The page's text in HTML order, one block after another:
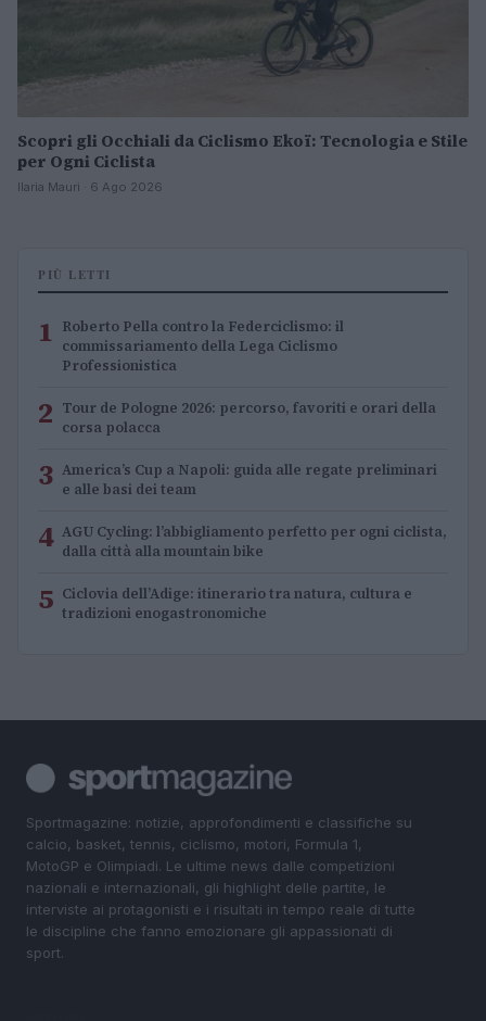
Scopri gli Occhiali da Ciclismo Ekoï: Tecnologia e Stile
per Ogni Ciclista
Ilaria Mauri · 6 Ago 2026
PIÙ LETTI
1 Roberto Pella contro la Federciclismo: il
commissariamento della Lega Ciclismo
Professionistica
2 Tour de Pologne 2026: percorso, favoriti e orari della
corsa polacca
3 America’s Cup a Napoli: guida alle regate preliminari
e alle basi dei team
4 AGU Cycling: l’abbigliamento perfetto per ogni ciclista,
dalla città alla mountain bike
5 Ciclovia dell’Adige: itinerario tra natura, cultura e
tradizioni enogastronomiche
Sportmagazine: notizie, approfondimenti e classifiche su
calcio, basket, tennis, ciclismo, motori, Formula 1,
MotoGP e Olimpiadi. Le ultime news dalle competizioni
nazionali e internazionali, gli highlight delle partite, le
interviste ai protagonisti e i risultati in tempo reale di tutte
le discipline che fanno emozionare gli appassionati di
sport.